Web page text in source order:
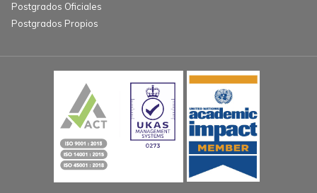
Postgrados Oficiales
Postgrados Propios